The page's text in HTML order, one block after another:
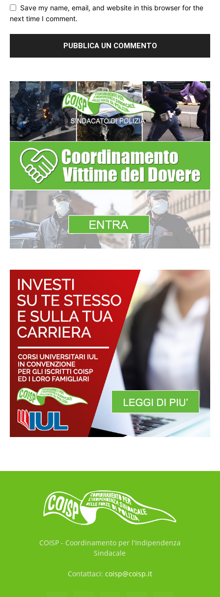
Save my name, email, and website in this browser for the
next time I comment.
COISP - Coordinamento per l'Indipendenza
Sindacale
Contattaci: coisp@coisp.it